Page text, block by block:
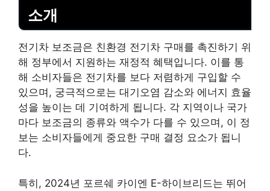
소개
전기차 보조금은 친환경 전기차 구매를 촉진하기 위
해 정부에서 지원하는 재정적 혜택입니다. 이를 통
해 소비자들은 전기차를 보다 저렴하게 구입할 수
있으며, 궁극적으로는 대기오염 감소와 에너지 효율
성을 높이는 데 기여하게 됩니다. 각 지역이나 국가
마다 보조금의 종류와 액수가 다를 수 있으며, 이 정
보는 소비자들에게 중요한 구매 결정 요소가 됩니
다.
특히, 2024년 포르쉐 카이엔 E-하이브리드는 뛰어